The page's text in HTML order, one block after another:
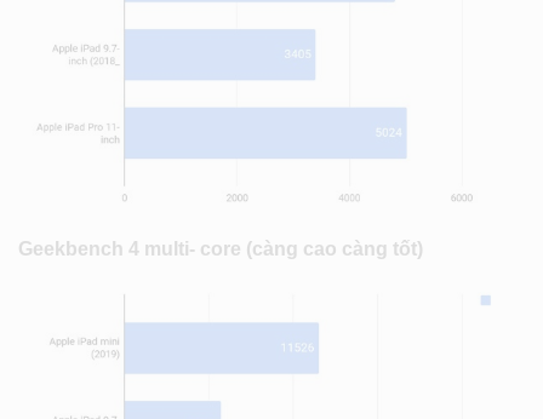
Geekbench 4 multi- core (càng cao càng tốt)